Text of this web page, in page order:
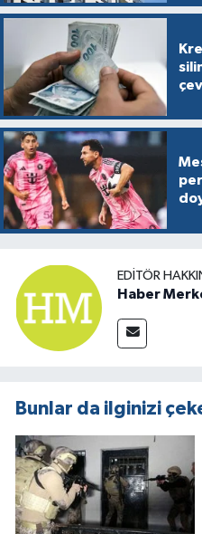
EDITÖR
Haber
Bunlar da ilginizi